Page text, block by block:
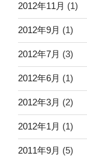
2012年11月 (1)
2012年9月 (1)
2012年7月 (3)
2012年6月 (1)
2012年3月 (2)
2012年1月 (1)
2011年9月 (5)